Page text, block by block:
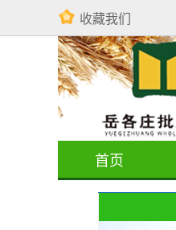
收藏我们
首页